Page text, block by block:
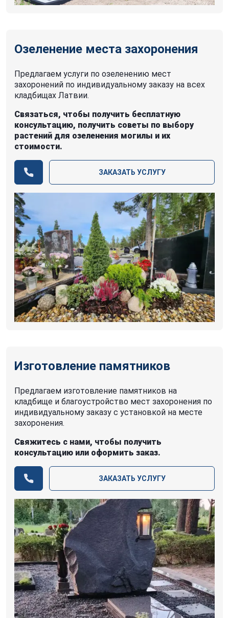
Озеленение места захоронения
Предлагаем услуги по озеленению мест
захоронений по индивидуальному заказу на всех
кладбищах Латвии.
Связаться, чтобы получить бесплатную
консультацию, получить советы по выбору
растений для озеленения могилы и их
стоимости.
ЗАКАЗАТЬ УСЛУГУ
Изготовление памятников
Предлагаем изготовление памятников на
кладбище и благоустройство мест захоронения по
индивидуальному заказу с установкой на месте
захоронения.
Свяжитесь с нами, чтобы получить
консультацию или оформить заказ.
ЗАКАЗАТЬ УСЛУГУ